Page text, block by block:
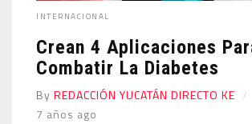
INTERNACIONAL
Crean 4 Aplicaciones
Combatir La Diabetes
By REDACCIÓN YUCATÁN DIRECTO KE
7 años ago